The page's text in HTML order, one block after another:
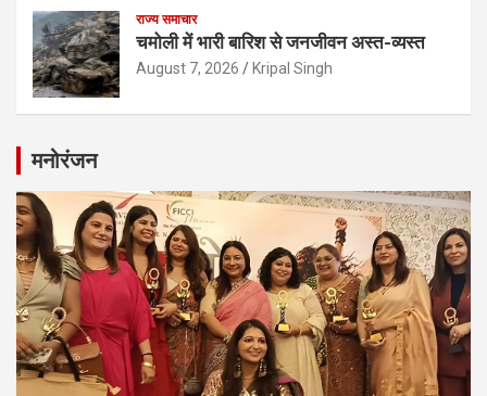
राज्य समाचार
चमोली में भारी बारिश से जनजीवन अस्त-व्यस्त
August 7, 2026 Kripal Singh
मनोरंजन